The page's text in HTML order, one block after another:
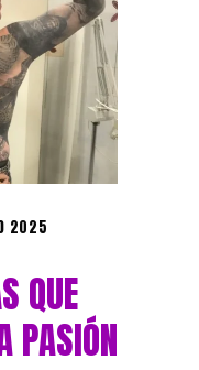
2025
QUE
PASIÓN